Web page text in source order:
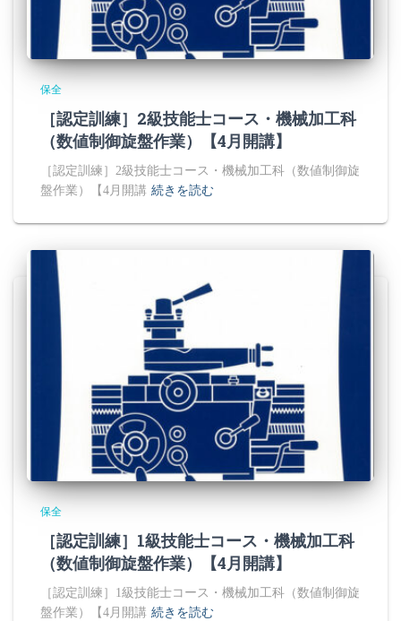
保全
［認定訓練］2級技能士コース・機械加工科
（数値制御旋盤作業）【4月開講】
［認定訓練］2級技能士コース・機械加工科（数値制御旋
盤作業）【4月開講 続きを読む
保全
［認定訓練］1級技能士コース・機械加工科
（数値制御旋盤作業）【4月開講】
［認定訓練］1級技能士コース・機械加工科（数値制御旋
盤作業）【4月開講 続きを読む